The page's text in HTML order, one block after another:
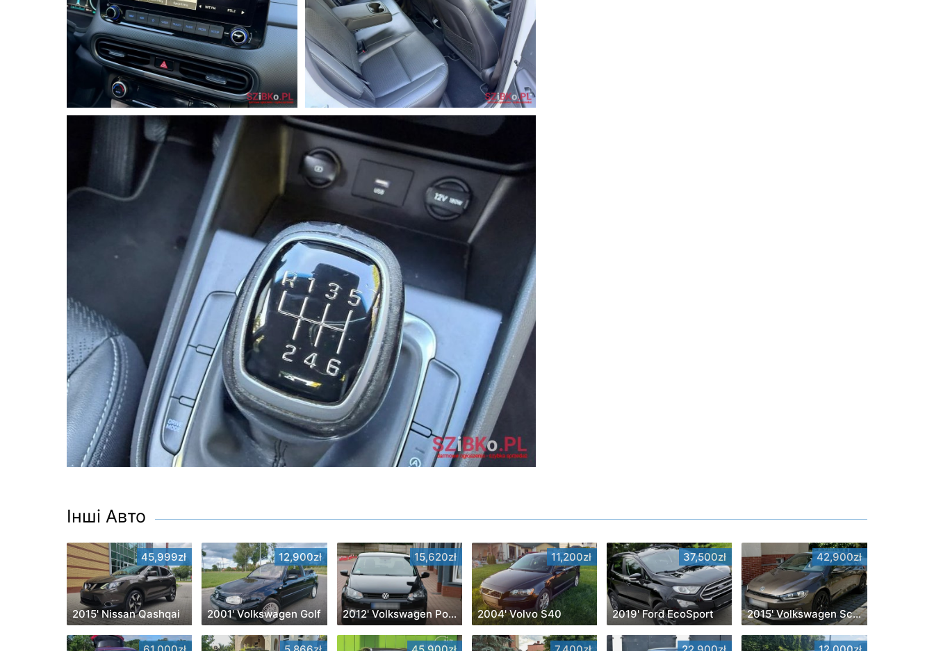
Інші Авто
45,999zł
2015' Nissan Qashqai
12,900zł
2001' Volkswagen Golf
15,620zł
2012' Volkswagen Polo
11,200zł
2004' Volvo S40
37,500zł
2019' Ford EcoSport
42,900zł
2015' Volkswagen Scirocco